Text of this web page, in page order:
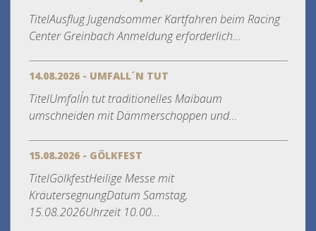
TitelAusflug Jugendsommer Kartfahren beim Racing
Center Greinbach Anmeldung erforderlich...
14.08.2026 - UMFALL´N TUT
TitelUmfall´n tut traditionelles Maibaum
umschneiden mit Dämmerschoppen und...
15.08.2026 - GÖLKFEST
TitelGölkfestHeilige Messe mit
KräutersegnungDatum Samstag,
15.08.2026Uhrzeit 10.00...